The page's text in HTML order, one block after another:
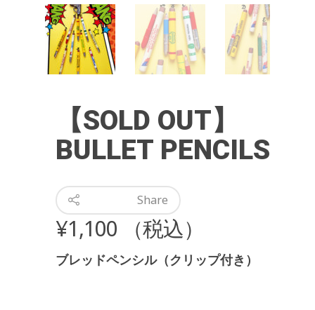
【SOLD OUT】
BULLET PENCILS
Share
¥1,100 （税込）
ブレッドペンシル（クリップ付き）